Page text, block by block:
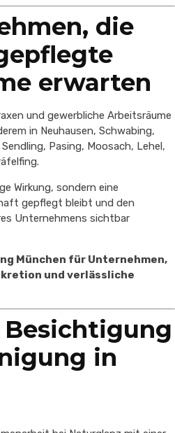
die
erwarten
und gewerbliche Arbeitsräume
in Neuhausen, Schwabing,
Pasing, Moosach, Lehel,
Wirkung, sondern eine
gepflegt bleibt und den
Unternehmens sichtbar
München für Unternehmen,
und verlässliche
Besichtigung
in